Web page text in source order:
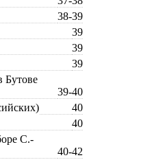
38-39
39
39
39
Бутове
39-40
40
40
С.-
40-42